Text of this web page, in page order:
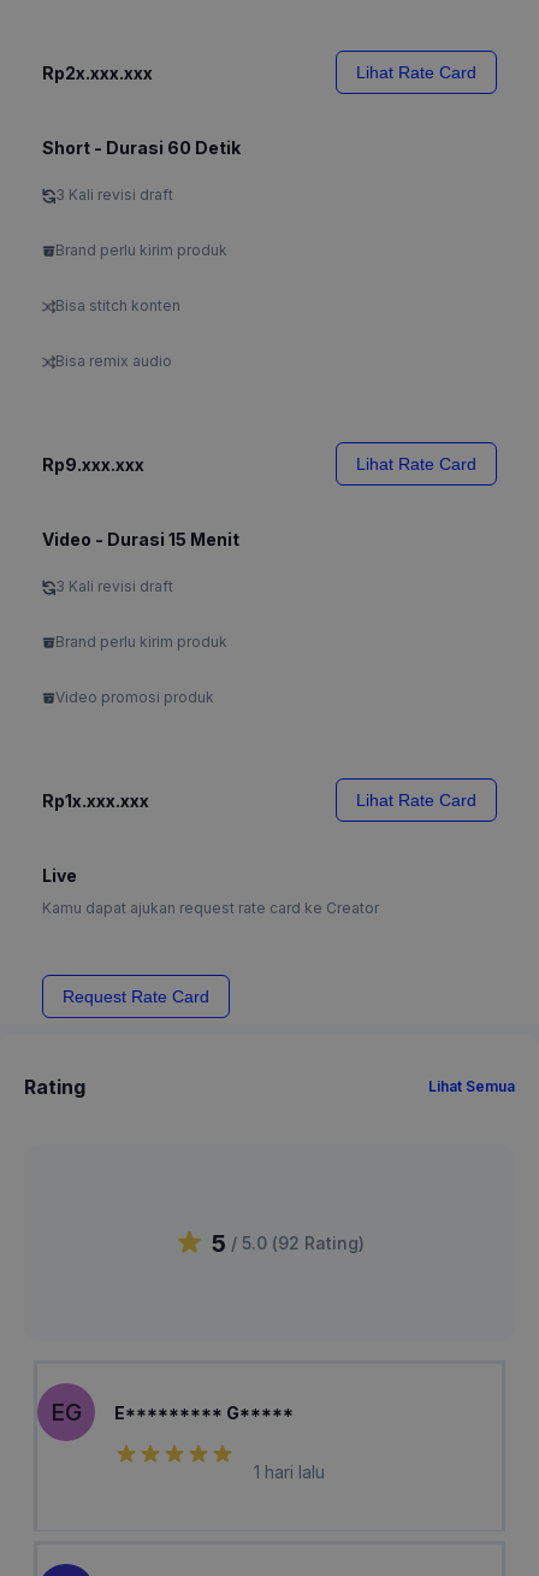
Rp2x.xxx.xxx Lihat Rate Card
Short - Durasi 60 Detik
3 Kali revisi draft
Brand perlu kirim produk
Bisa stitch konten
Bisa remix audio
Rp9.xxx.xxx Lihat Rate Card
Video - Durasi 15 Menit
3 Kali revisi draft
Brand perlu kirim produk
Video promosi produk
Rp1x.xxx.xxx Lihat Rate Card
Live
Kamu dapat ajukan request rate card ke Creator
Request Rate Card
Rating Lihat Semua
5 / 5.0 (92 Rating)
EG E********* G*****
1 hari lalu